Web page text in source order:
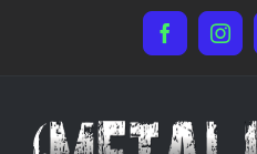
Facebook